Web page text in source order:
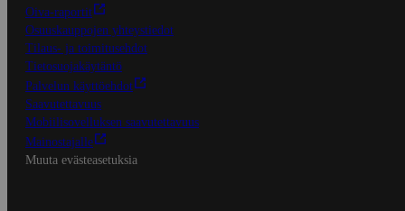
Oiva-raportit
Osuuskauppojen yhteystiedot
Tilaus- ja toimitusehdot
Tietosuojakäytäntö
Palvelun käyttöehdot
Saavutettavuus
Mobiilisovelluksen saavutettavuus
Mainostajalle
Muuta evästeasetuksia